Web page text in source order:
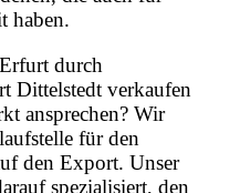
haben.
durch
Dittelstedt verkaufen
ansprechen? Wir
für den
den Export. Unser
spezialisiert, den